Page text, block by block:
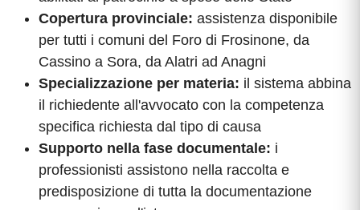
Copertura provinciale: assistenza disponibile
per tutti i comuni del Foro di Frosinone, da
Cassino a Sora, da Alatri ad Anagni
Specializzazione per materia: il sistema abbina
il richiedente all'avvocato con la competenza
specifica richiesta dal tipo di causa
Supporto nella fase documentale: i
professionisti assistono nella raccolta e
predisposizione di tutta la documentazione